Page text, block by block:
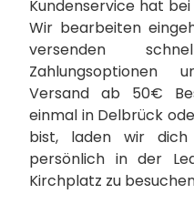
Kundenservice hat
Wir bearbeiten
versenden
Zahlungsoptionen
Versand ab 50€
einmal in Delbrück
bist, laden wir
persönlich in der
Kirchplatz zu